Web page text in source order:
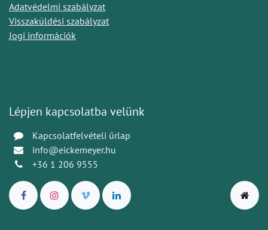
Adatvédelmi szabályzat
Visszaküldési szabályzat
Jogi információk
Lépjen kapcsolatba velünk
Kapcsolatfelvételi űrlap
info@eickemeyer.hu
+36 1 206 9555